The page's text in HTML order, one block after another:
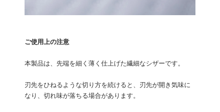
ご使用上の注意
本製品は、先端を細く薄く仕上げた繊細なシザーです。
刃先をひねるような切り方を続けると、刃先が開き気味に
なり、切れ味が落ちる場合があります。